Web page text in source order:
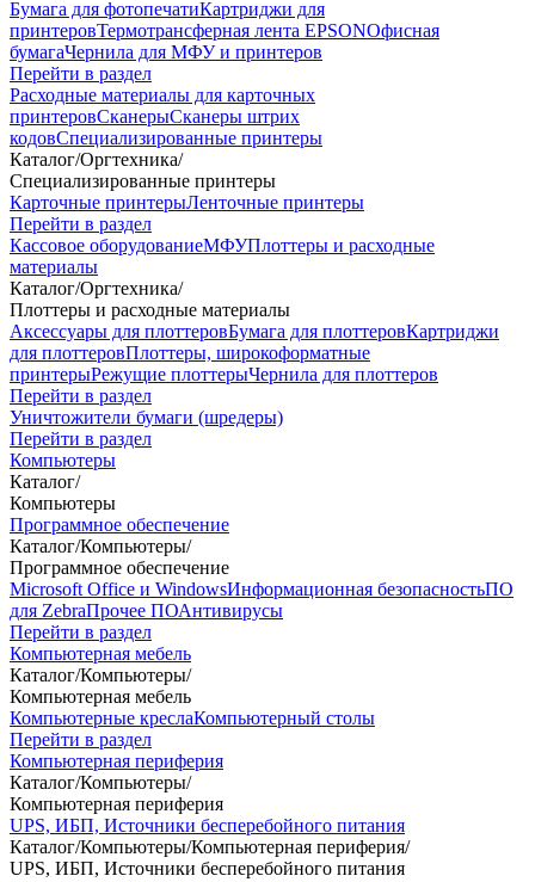
Бумага для фотопечатиКартриджи для
принтеровТермотрансферная лента EPSONОфисная
бумагаЧернила для МФУ и принтеров
Перейти в раздел
Расходные материалы для карточных
принтеровСканерыСканеры штрих
кодовСпециализированные принтеры
Каталог/Оргтехника/
Специализированные принтеры
Карточные принтерыЛенточные принтеры
Перейти в раздел
Кассовое оборудованиеМФУПлоттеры и расходные
материалы
Каталог/Оргтехника/
Плоттеры и расходные материалы
Аксессуары для плоттеровБумага для плоттеровКартриджи
для плоттеровПлоттеры, широкоформатные
принтерыРежущие плоттерыЧернила для плоттеров
Перейти в раздел
Уничтожители бумаги (шредеры)
Перейти в раздел
Компьютеры
Каталог/
Компьютеры
Программное обеспечение
Каталог/Компьютеры/
Программное обеспечение
Microsoft Office и WindowsИнформационная безопасностьПО
для ZebraПрочее ПОАнтивирусы
Перейти в раздел
Компьютерная мебель
Каталог/Компьютеры/
Компьютерная мебель
Компьютерные креслаКомпьютерный столы
Перейти в раздел
Компьютерная периферия
Каталог/Компьютеры/
Компьютерная периферия
UPS, ИБП, Источники бесперебойного питания
Каталог/Компьютеры/Компьютерная периферия/
UPS, ИБП, Источники бесперебойного питания